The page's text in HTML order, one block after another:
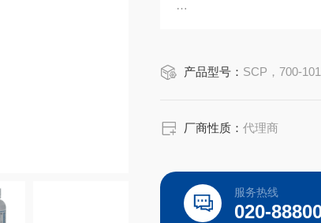
Varian Vista,700/MP4200/
Ag, Al, As, B, Ba, Be, Bi,
产品型号： SCP，700-
厂商性质：代理商
服务热线
020-